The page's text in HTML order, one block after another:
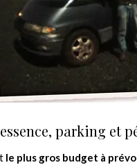
parking et
le plus gros budget à